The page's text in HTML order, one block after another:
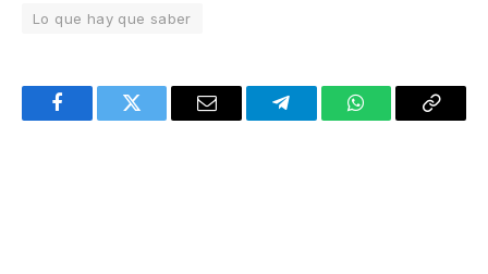
Lo que hay que saber
FacebookTwitter Email TelegramWhatsAppCopy